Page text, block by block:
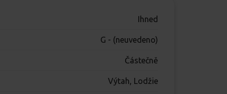
Ihned
G - (neuvedeno)
Částečně
Výtah, Lodžie